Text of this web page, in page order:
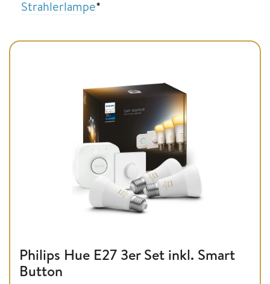
Strahlerlampe*
Philips Hue E27 3er Set inkl. Smart
Button